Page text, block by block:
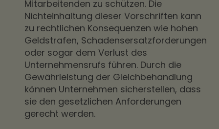
Mitarbeitenden zu schützen. Die
Nichteinhaltung dieser Vorschriften kann
zu rechtlichen Konsequenzen wie hohen
Geldstrafen, Schadensersatzforderungen
oder sogar dem Verlust des
Unternehmensrufs führen. Durch die
Gewährleistung der Gleichbehandlung
können Unternehmen sicherstellen, dass
sie den gesetzlichen Anforderungen
gerecht werden.